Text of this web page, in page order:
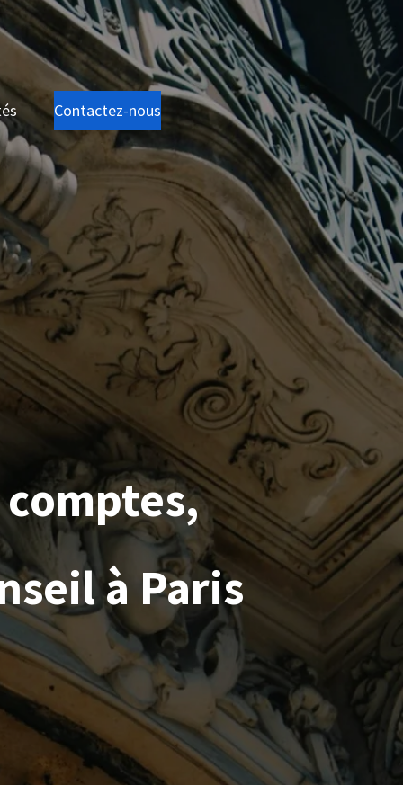
Contactez-nous
à Paris